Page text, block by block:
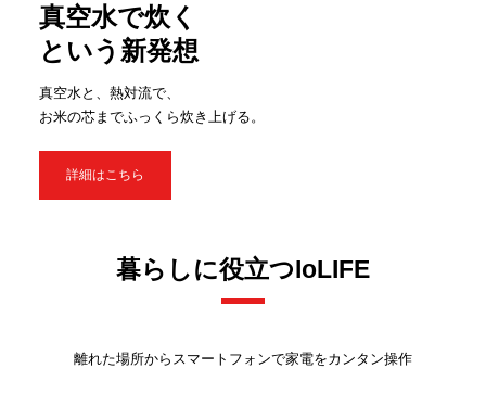
真空水で炊く
という新発想
真空水と、熱対流で、
お米の芯までふっくら炊き上げる。
詳細はこちら
暮らしに役立つIoLIFE
離れた場所からスマートフォンで家電をカンタン操作